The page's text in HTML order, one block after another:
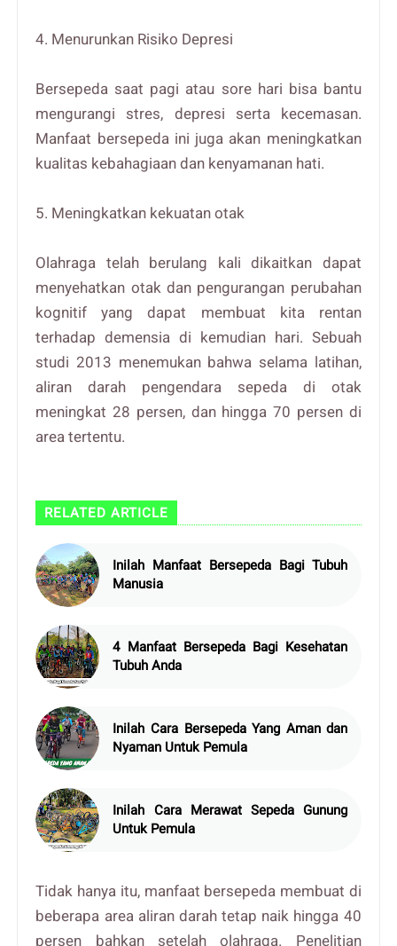
4. Menurunkan Risiko Depresi
Bersepeda saat pagi atau sore hari bisa bantu
mengurangi stres, depresi serta kecemasan.
Manfaat bersepeda ini juga akan meningkatkan
kualitas kebahagiaan dan kenyamanan hati.
5. Meningkatkan kekuatan otak
Olahraga telah berulang kali dikaitkan dapat
menyehatkan otak dan pengurangan perubahan
kognitif yang dapat membuat kita rentan
terhadap demensia di kemudian hari. Sebuah
studi 2013 menemukan bahwa selama latihan,
aliran darah pengendara sepeda di otak
meningkat 28 persen, dan hingga 70 persen di
area tertentu.
RELATED ARTICLE
Inilah Manfaat Bersepeda Bagi Tubuh
Manusia
4 Manfaat Bersepeda Bagi Kesehatan
Tubuh Anda
Inilah Cara Bersepeda Yang Aman dan
Nyaman Untuk Pemula
Inilah Cara Merawat Sepeda Gunung
Untuk Pemula
Tidak hanya itu, manfaat bersepeda membuat di
beberapa area aliran darah tetap naik hingga 40
persen bahkan setelah olahraga. Penelitian